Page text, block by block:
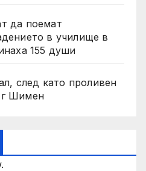
да поемат
в училище в
155 души
след като проливен
Шимен